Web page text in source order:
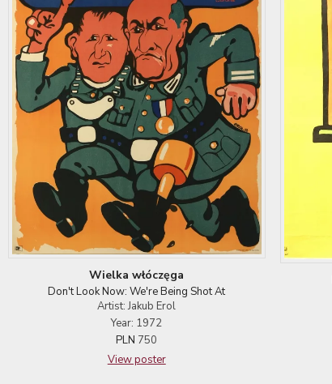
Wielka włóczęga
Don't Look Now: We're Being Shot At
Artist: Jakub Erol
Year: 1972
PLN 750
View poster